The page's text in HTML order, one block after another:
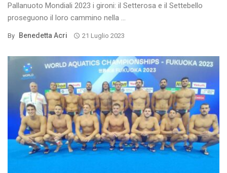
Pallanuoto Mondiali 2023 i gironi: il Setterosa e il Settebello
proseguono il loro cammino nella ...
By Benedetta Acri 21 Luglio 2023